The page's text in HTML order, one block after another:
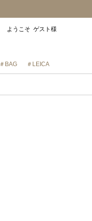
ようこそ ゲスト様
＃BAG ＃LEICA